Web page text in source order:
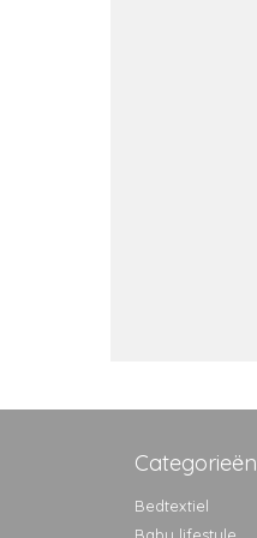
Categorieën
Bedtextiel